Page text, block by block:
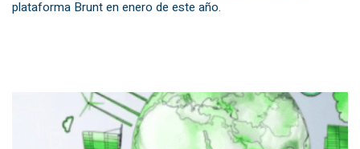
plataforma Brunt en enero de este año.